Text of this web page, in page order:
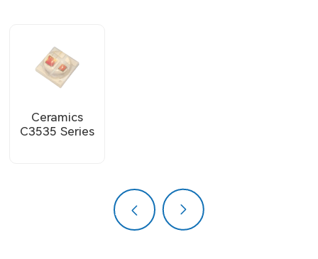
医美系列
TV背光系列
Ceramics
C3535 Series
上一页 下一页